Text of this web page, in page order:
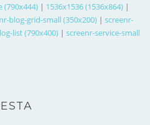
(790x444) | 1536x1536 (1536x864) |
blog-grid-small (350x200) |screenr-
list (790x400) |screenr-service-small